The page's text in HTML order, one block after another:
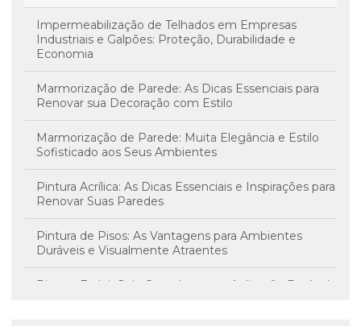
Impermeabilização de Telhados em Empresas
Industriais e Galpões: Proteção, Durabilidade e
Economia
Marmorização de Parede: As Dicas Essenciais para
Renovar sua Decoração com Estilo
Marmorização de Parede: Muita Elegância e Estilo
Sofisticado aos Seus Ambientes
Pintura Acrílica: As Dicas Essenciais e Inspirações para
Renovar Suas Paredes
Pintura de Pisos: As Vantagens para Ambientes
Duráveis e Visualmente Atraentes
Pintura Epóxi: Guia Completo para Aplicação Durável